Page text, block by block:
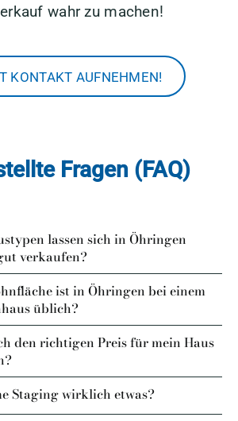
wahr zu machen!
KONTAKT AUFNEHMEN!
Fragen (FAQ)
lassen sich in Öhringen
verkaufen?
ist in Öhringen bei einem
üblich?
den richtigen Preis für mein Haus
Staging wirklich etwas?